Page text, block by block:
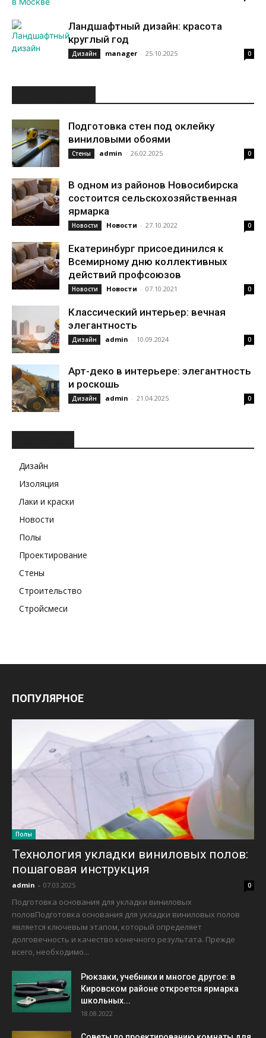
Ландшафтный дизайн: красота
круглый год
Дизайн manager - 25.10.2025 0
Подготовка стен под оклейку
виниловыми обоями
Стены admin - 26.02.2025 0
В одном из районов Новосибирска
состоится сельскохозяйственная
ярмарка
Новости Новости - 27.10.2022 0
Екатеринбург присоединился к
Всемирному дню коллективных
действий профсоюзов
Новости Новости - 07.10.2021 0
Классический интерьер: вечная
элегантность
Дизайн admin - 10.09.2024 0
Арт-деко в интерьере: элегантность
и роскошь
Дизайн admin - 21.04.2025 0
Дизайн
Изоляция
Лаки и краски
Новости
Полы
Проектирование
Стены
Строительство
Стройсмеси
ПОПУЛЯРНОЕ
Полы
Технология укладки виниловых полов:
пошаговая инструкция
admin - 07.03.2025 0
Подготовка основания для укладки виниловых
половПодготовка основания для укладки виниловых полов
является ключевым этапом, который определяет
долговечность и качество конечного результата. Прежде
всего, необходимо...
Рюкзаки, учебники и многое другое: в
Кировском районе откроется ярмарка
школьных...
18.08.2022